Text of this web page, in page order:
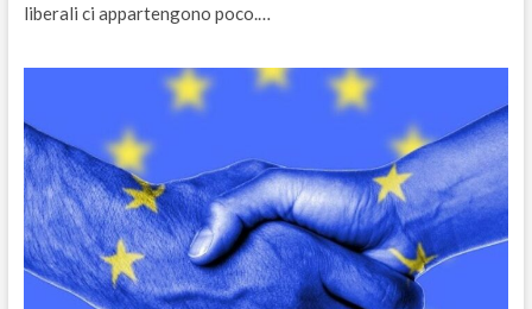
liberali ci appartengono poco.…